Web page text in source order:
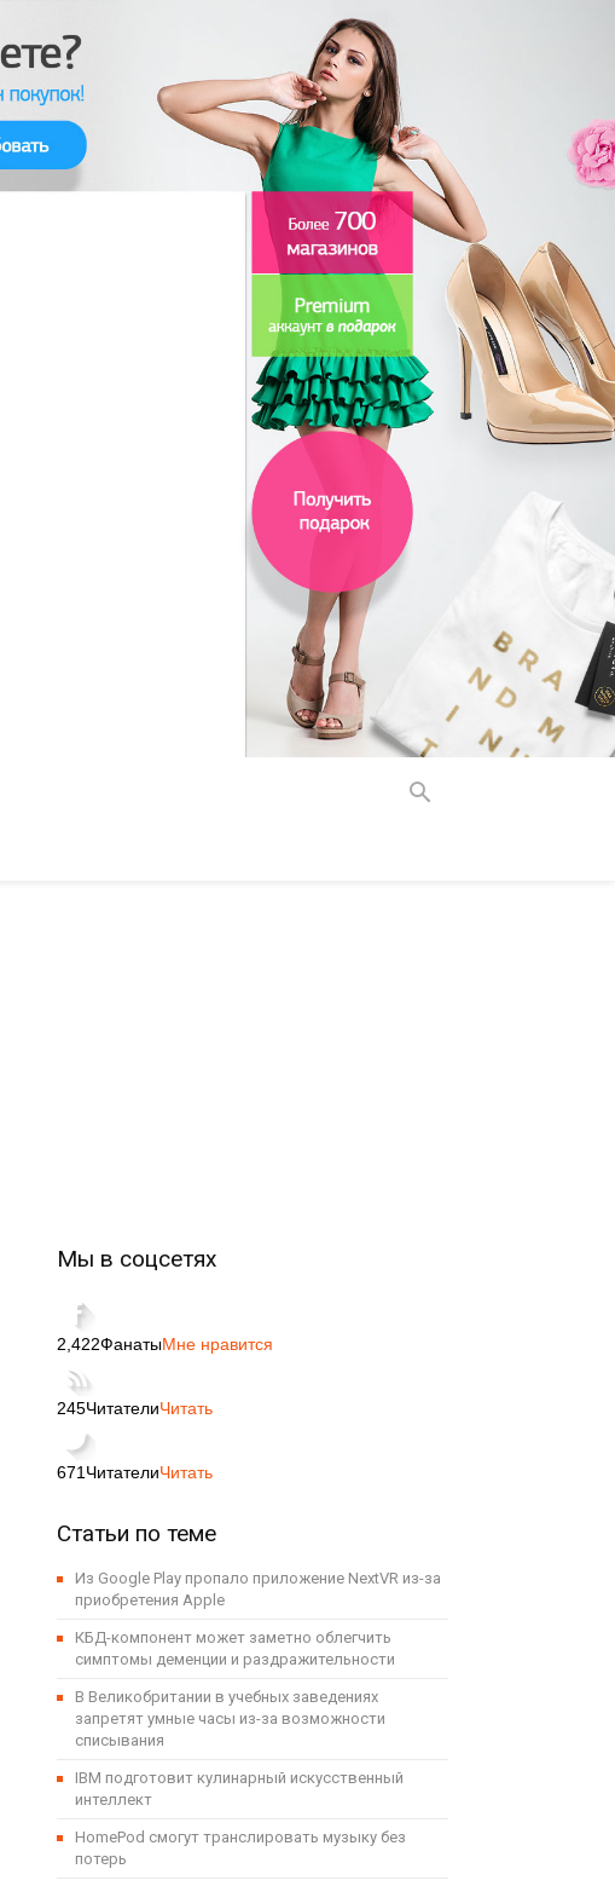
Мы в соцсетях
2,422ФанатыМне нравится
245ЧитателиЧитать
671 ЧитателиЧитать
Статьи по теме
Из Google Play пропало приложение NextVR из-за
приобретения Apple
КБД-компонент может заметно облегчить
симптомы деменции и раздражительности
В Великобритании в учебных заведениях
запретят умные часы из-за возможности
списывания
IBM подготовит кулинарный искусственный
интеллект
HomePod смогут транслировать музыку без
потерь